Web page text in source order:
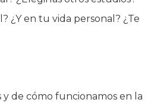
¿Y en tu vida personal? ¿Te
y de cómo funcionamos en la